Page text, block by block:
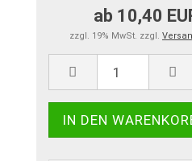
ab 10,40
zzgl. 19% MwSt. zzgl.